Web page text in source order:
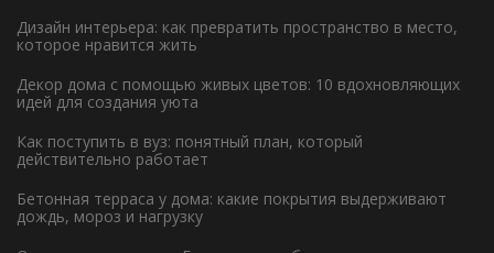
Дизайн интерьера: как превратить пространство в место,
которое нравится жить
Декор дома с помощью живых цветов: 10 вдохновляющих
идей для создания уюта
Как поступить в вуз: понятный план, который
действительно работает
Бетонная терраса у дома: какие покрытия выдерживают
дождь, мороз и нагрузку